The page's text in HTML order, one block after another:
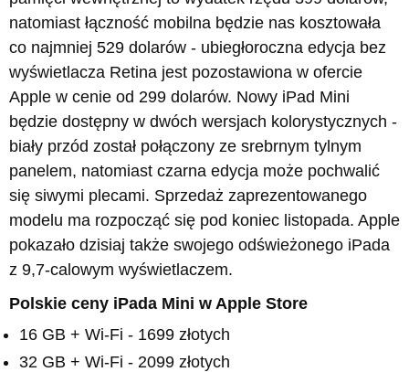
natomiast łączność mobilna będzie nas kosztowała
co najmniej 529 dolarów - ubiegłoroczna edycja bez
wyświetlacza Retina jest pozostawiona w ofercie
Apple w cenie od 299 dolarów. Nowy iPad Mini
będzie dostępny w dwóch wersjach kolorystycznych -
biały przód został połączony ze srebrnym tylnym
panelem, natomiast czarna edycja może pochwalić
się siwymi plecami. Sprzedaż zaprezentowanego
modelu ma rozpocząć się pod koniec listopada. Apple
pokazało dzisiaj także swojego odświeżonego iPada
z 9,7-calowym wyświetlaczem.
Polskie ceny iPada Mini w Apple Store
16 GB + Wi-Fi - 1699 złotych
32 GB + Wi-Fi - 2099 złotych